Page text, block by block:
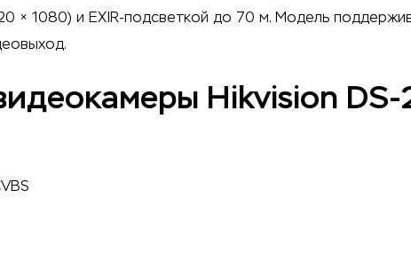
× 1080) и EXIR-подсветкой до 70 м. Модель
Hikvision DS-